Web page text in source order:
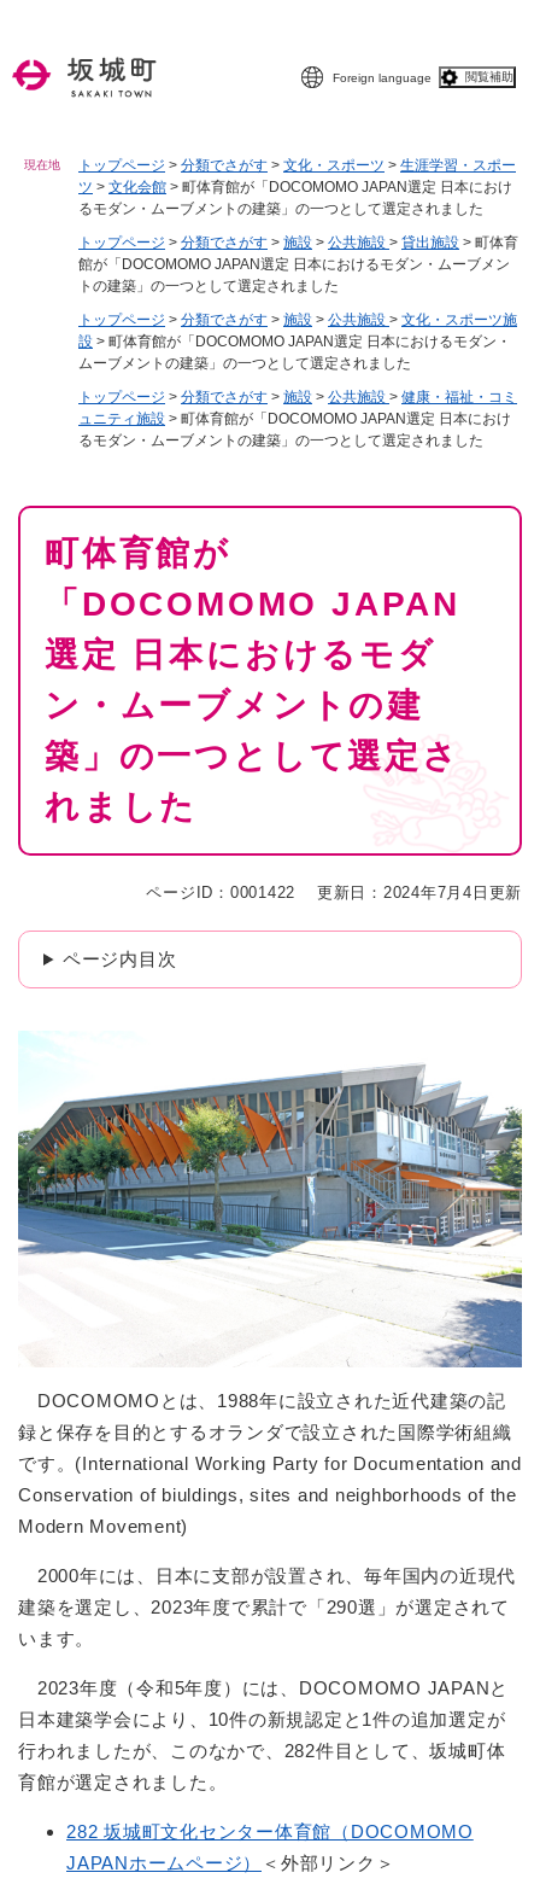
Foreign language 閲覧補助
現在地 トップページ > 分類でさがす > 文化・スポーツ > 生涯学習・スポー
ツ > 文化会館 > 町体育館が「DOCOMOMO JAPAN選定 日本におけ
るモダン・ムーブメントの建築」の一つとして選定されました
トップページ > 分類でさがす > 施設 > 公共施設 > 貸出施設 > 町体育
館が「DOCOMOMO JAPAN選定 日本におけるモダン・ムーブメン
トの建築」の一つとして選定されました
トップページ > 分類でさがす > 施設 > 公共施設 > 文化・スポーツ施
設 > 町体育館が「DOCOMOMO JAPAN選定 日本におけるモダン・
ムーブメントの建築」の一つとして選定されました
トップページ > 分類でさがす > 施設 > 公共施設 > 健康・福祉・コミ
ュニティ施設 > 町体育館が「DOCOMOMO JAPAN選定 日本におけ
るモダン・ムーブメントの建築」の一つとして選定されました
本
町体育館が
「DOCOMOMO JAPAN
選定 日本におけるモダ
ン・ムーブメントの建
築」の一つとして選定さ
れました
ページID：0001422 更新日：2024年7月4日更新
ページ内目次
DOCOMOMOとは、1988年に設立された近代建築の記
録と保存を目的とするオランダで設立された国際学術組織
です。(International Working Party for Documentation and
Conservation of biuldings, sites and neighborhoods of the
Modern Movement)
2000年には、日本に支部が設置され、毎年国内の近現代
建築を選定し、2023年度で累計で「290選」が選定されて
います。
2023年度（令和5年度）には、DOCOMOMO JAPANと
日本建築学会により、10件の新規認定と1件の追加選定が
行われましたが、このなかで、282件目として、坂城町体
育館が選定されました。
282 坂城町文化センター体育館（DOCOMOMO
JAPANホームページ）
＜外部リンク＞